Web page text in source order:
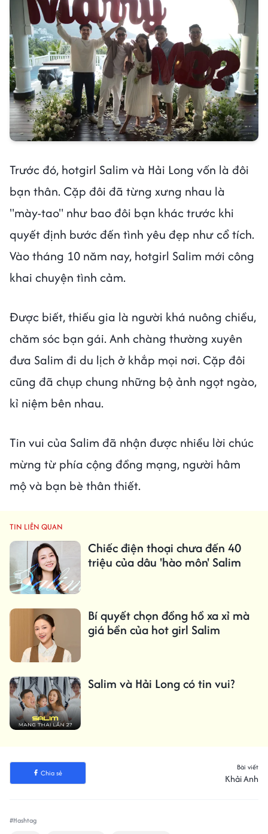
Trước đó, hotgirl Salim và Hải Long vốn là đôi
bạn thân. Cặp đôi đã từng xưng nhau là
"mày-tao" như bao đôi bạn khác trước khi
quyết định bước đến tình yêu đẹp như cổ tích.
Vào tháng 10 năm nay, hotgirl Salim mới công
khai chuyện tình cảm.
Được biết, thiếu gia là người khá nuông chiều,
chăm sóc bạn gái. Anh chàng thường xuyên
đưa Salim đi du lịch ở khắp mọi nơi. Cặp đôi
cũng đã chụp chung những bộ ảnh ngọt ngào,
kỉ niệm bên nhau.
Tin vui của Salim đã nhận được nhiều lời chúc
mừng từ phía cộng đồng mạng, người hâm
mộ và bạn bè thân thiết.
TIN LIÊN QUAN
Chiếc điện thoại chưa đến 40
triệu của dâu 'hào môn' Salim
Bí quyết chọn đồng hồ xa xỉ mà
giá bền của hot girl Salim
Salim và Hải Long có tin vui?
Chia sẻ
Bài viết
Khải Anh
#Hashtag